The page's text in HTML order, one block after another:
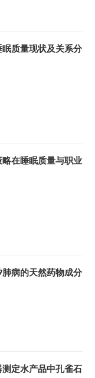
质量现状及关系分
在睡眠质量与职业
病的天然药物成分
定水产品中孔雀石